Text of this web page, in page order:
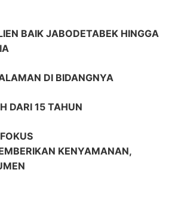
BAIK JABODETABEK HINGGA
DI BIDANGNYA
DARI 15 TAHUN
KENYAMANAN,